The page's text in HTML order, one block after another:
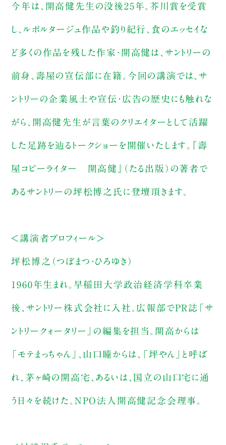
今年は、開高健先生の没後25年。芥川賞を受賞
し、ルポルタージュ作品や釣り紀行、食のエッセイな
ど多くの作品を残した作家・開高健は、サントリーの
前身、壽屋の宣伝部に在籍。今回の講演では、サ
ントリーの企業風土や宣伝・広告の歴史にも触れな
がら、開高健先生が言葉のクリエイターとして活躍
した足跡を辿るトークショーを開催いたします。『壽
屋コピーライター 開高健』（たる出版）の著者で
あるサントリーの坪松博之氏に登壇頂きます。
＜講演者プロフィール＞
坪松博之（つぼまつ・ひろゆき）
1960年生まれ。早稲田大学政治経済学科卒業
後、サントリー株式会社に入社。広報部でPR誌「サ
ントリークォータリー」の編集を担当。開高からは
「モテまっちゃん」、山口瞳からは、「坪やん」と呼ば
れ、茅ヶ崎の開高宅、あるいは、国立の山口宅に通
う日々を続けた。NPO法人開高健記念会理事。